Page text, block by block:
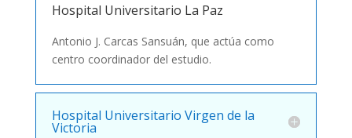
Hospital Universitario La Paz
Antonio J. Carcas Sansuán, que actúa como
centro coordinador del estudio.
Hospital Universitario Virgen de la
Victoria